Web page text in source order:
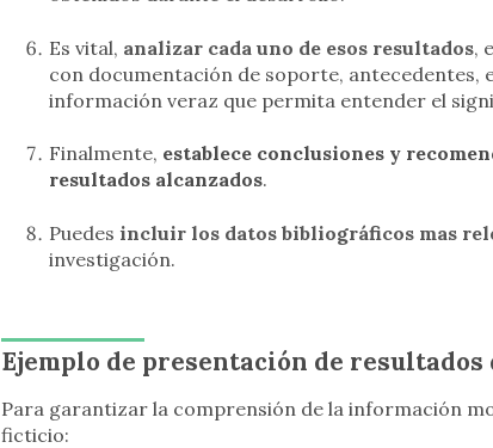
Es vital, analizar cada uno de esos resultados,
con documentación de soporte, antecedentes,
información veraz que permita entender el
Finalmente, establece conclusiones y
resultados alcanzados.
Puedes incluir los datos bibliográficos mas
investigación.
Ejemplo de presentación de
Para garantizar la comprensión de la información
ficticio: